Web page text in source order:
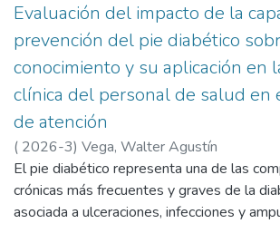
Evaluación del impacto de la
prevención del pie diabético
conocimiento y su aplicación en
clínica del personal de salud en
de atención
( 2026-3) Vega, Walter Agustín
El pie diabético representa una de las
crónicas más frecuentes y graves de la
asociada a ulceraciones, infecciones y